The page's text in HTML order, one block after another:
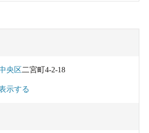
央区二宮町4-2-18
示する